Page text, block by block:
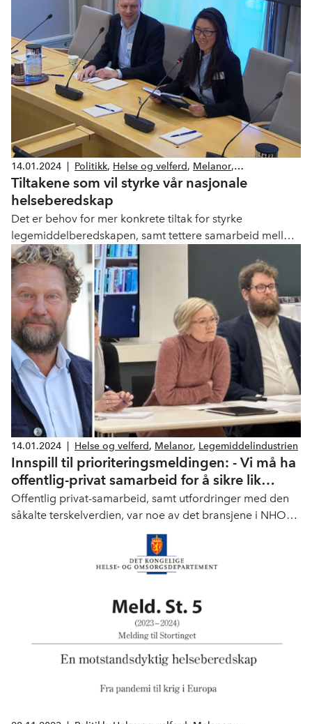
14.01.2024 Politikk, Helse og velferd, Melanor,
Legemiddelindustrien
Tiltakene som vil styrke vår nasjonale
helseberedskap
Det er behov for mer konkrete tiltak for styrke
legemiddelberedskapen, samt tettere samarbeid mellom
det offentlige og private aktører for å styrke
helseberedskapen i Norge.
14.01.2024 Helse og velferd, Melanor, Legemiddelindustrien
Innspill til prioriteringsmeldingen: - Vi må ha
offentlig-privat samarbeid for å sikre lik
tilgang til helsetjenester
Offentlig privat-samarbeid, samt utfordringer med den
såkalte terskelverdien, var noe av det bransjene i NHO
Geneo satt på agendaen under innspill til den nye